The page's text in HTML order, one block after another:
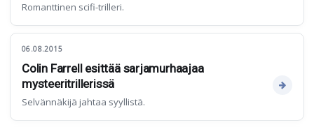
Romanttinen scifi-trilleri.
06.08.2015
Colin Farrell esittää sarjamurhaajaa
mysteeritrillerissä
Selvännäkijä jahtaa syyllistä.